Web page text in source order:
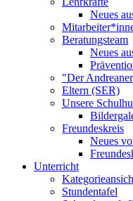
Neues
Beratungsteam
Neues
"Der
Eltern (SER)
Unsere
Freundeskreis
Neues
Unterricht
Stundentafel